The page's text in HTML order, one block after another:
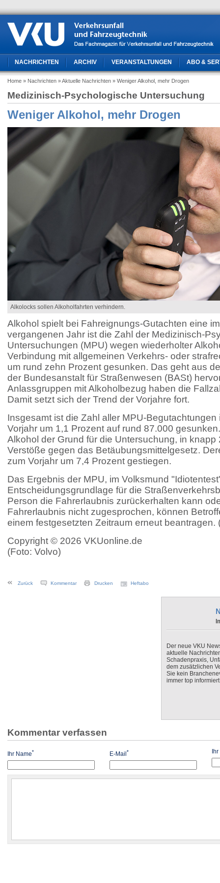
NACHRICHTEN ARCHIV VERANSTALTUNGEN ABO &
Home » Nachrichten » Aktuelle Nachrichten » Weniger Alkohol, mehr Drogen
Medizinisch-Psychologische Untersuchung
Weniger Alkohol, mehr Drogen
Alkolocks sollen Alkoholfahrten verhindern.
Alkohol spielt bei Fahreignungs-Gutachten eine
vergangenen Jahr ist die Zahl der Medizinisch-
Untersuchungen (MPU) wegen wiederholter
Verbindung mit allgemeinen Verkehrs- oder
um rund zehn Prozent gesunken. Das geht aus
der Bundesanstalt für Straßenwesen (BASt)
Anlassgruppen mit Alkoholbezug haben die
Damit setzt sich der Trend der Vorjahre fort.
Insgesamt ist die Zahl aller MPU-Begutachtungen
Vorjahr um 1,1 Prozent auf rund 87.000
Alkohol der Grund für die Untersuchung, in
Verstöße gegen das Betäubungsmittelgesetz.
zum Vorjahr um 7,4 Prozent gestiegen.
Das Ergebnis der MPU, im Volksmund
Entscheidungsgrundlage für die
Person die Fahrerlaubnis zurückerhalten kann
Fahrerlaubnis nicht zugesprochen, können
einem festgesetzten Zeitraum erneut beantragen.
Copyright © 2026 VKUonline.de
(Foto: Volvo)
Zurück Kommentar Drucken Heftabo
Der neue VKU
aktuelle
Schadenpraxis,
dem zusätzlichen
Sie kein
immer top
Kommentar verfassen
Ihr Name* E-Mail* Ihr